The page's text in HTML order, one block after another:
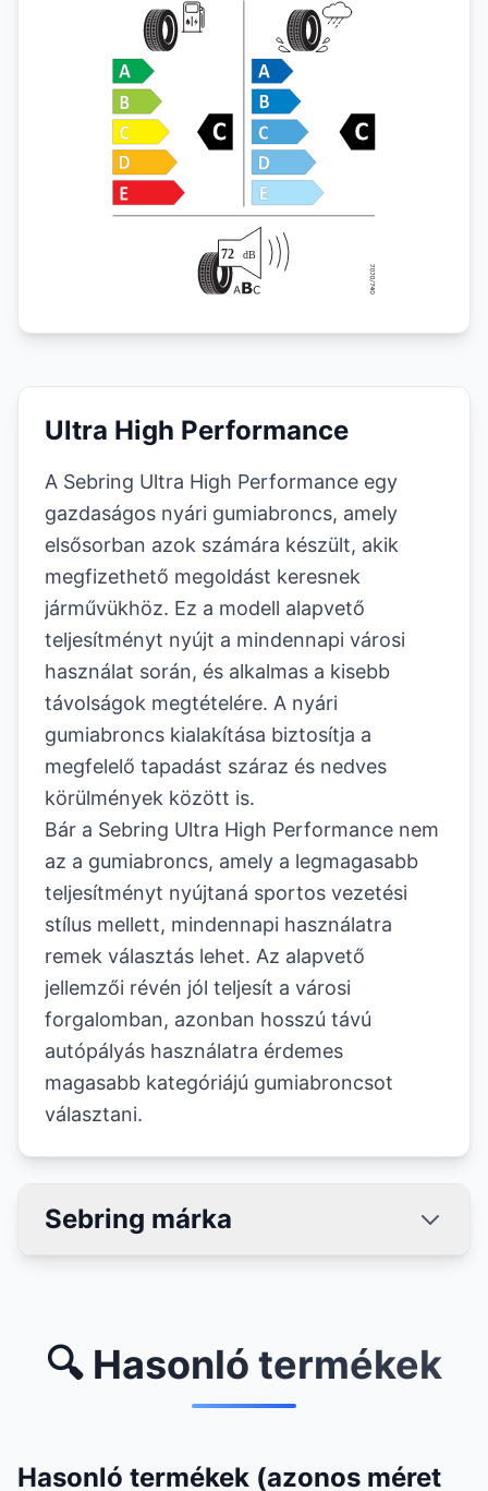
Ultra High Performance
A Sebring Ultra High Performance egy
gazdaságos nyári gumiabroncs, amely
elsősorban azok számára készült, akik
megfizethető megoldást keresnek
járművükhöz. Ez a modell alapvető
teljesítményt nyújt a mindennapi városi
használat során, és alkalmas a kisebb
távolságok megtételére. A nyári
gumiabroncs kialakítása biztosítja a
megfelelő tapadást száraz és nedves
körülmények között is.
Bár a Sebring Ultra High Performance nem
az a gumiabroncs, amely a legmagasabb
teljesítményt nyújtaná sportos vezetési
stílus mellett, mindennapi használatra
remek választás lehet. Az alapvető
jellemzői révén jól teljesít a városi
forgalomban, azonban hosszú távú
autópályás használatra érdemes
magasabb kategóriájú gumiabroncsot
választani.
Sebring márka
🔍 Hasonló termékek
Hasonló termékek (azonos méret